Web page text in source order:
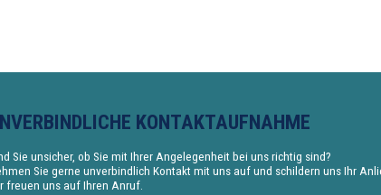
KONTAKTAUFNAHME
Sie unsicher, ob Sie mit Ihrer Angelegenheit bei uns richtig sind?
Sie gerne unverbindlich Kontakt mit uns auf und schildern uns Ihr
freuen uns auf Ihren Anruf.